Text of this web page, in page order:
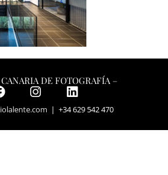
DE FOTOGRAFÍA –
| +34 629 542 470